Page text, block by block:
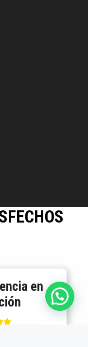
en